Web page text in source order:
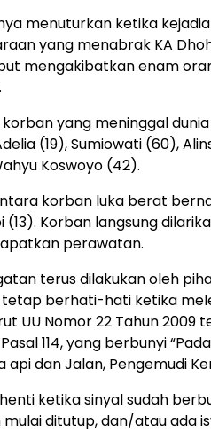
menuturkan ketika
yang menabrak KA
mengakibatkan enam
korban yang meninggal
(19), Sumiowati (60),
Koswoyo (42).
korban luka berat
(13). Korban langsung
perawatan.
terus dilakukan oleh
berhati-hati ketika
UU Nomor 22 Tahun 2009
114, yang berbunyi
api dan Jalan, Pengemudi
ketika sinyal sudah
mulai ditutup, dan/atau ada